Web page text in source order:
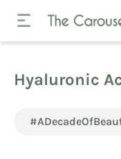
Hyaluronic